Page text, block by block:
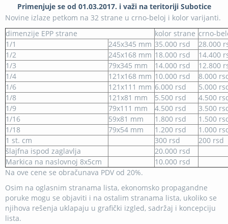
Primenjuje se od 01.03.2017. i važi na teritoriji Subotice
Novine izlaze petkom na 32 strane u crno-beloj i kolor varijanti.
dimenzije EPP strane
kolor strane crno-
1/1
245x345 mm 35.000 rsd
28.000
1/2
245x168 mm 18.000 rsd
14.400
1/3
79x345 mm 14.000 rsd
12.800
1/4
121x168 mm 10.000 rsd
8.000
1/6
121x111 mm 6.000 rsd
5.000
1/8
121x81 mm 5.500 rsd
4.500
1/9
79x111 mm 4.500 rsd
3.500
1/16
59x81 mm 1.800 rsd
1.500
1/18
79x54 mm 1.200 rsd
1.000
1 st. cm
300 rsd
200 rsd
šlajfna ispod zaglavlja
20.000 rsd
Markica na naslovnoj 8x5cm
10.000 rsd
Na ove cene se obračunava PDV od 20%.
Osim na oglasnim stranama lista, ekonomsko propagandne
poruke mogu se objaviti i na ostalim stranama lista, ukoliko se
njihova rešenja uklapaju u grafički izgled, sadržaj i koncepciju
lista.